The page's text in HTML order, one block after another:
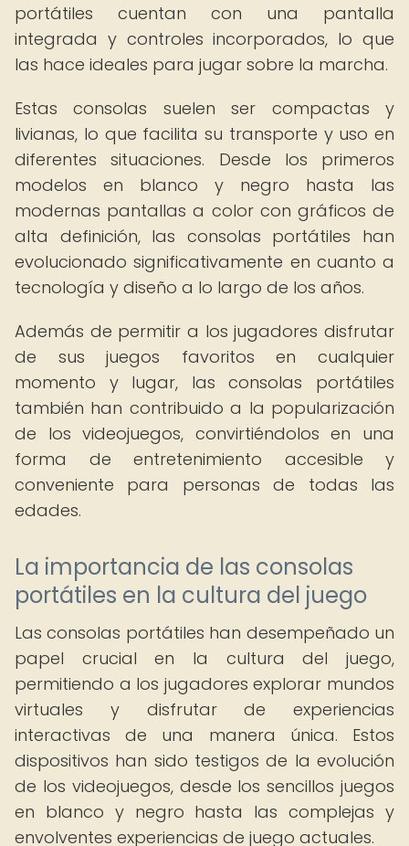
portátiles cuentan con una pantalla
integrada y controles incorporados, lo que
las hace ideales para jugar sobre la marcha.
Estas consolas suelen ser compactas y
livianas, lo que facilita su transporte y uso en
diferentes situaciones. Desde los primeros
modelos en blanco y negro hasta las
modernas pantallas a color con gráficos de
alta definición, las consolas portátiles han
evolucionado significativamente en cuanto a
tecnología y diseño a lo largo de los años.
Además de permitir a los jugadores disfrutar
de sus juegos favoritos en cualquier
momento y lugar, las consolas portátiles
también han contribuido a la popularización
de los videojuegos, convirtiéndolos en una
forma de entretenimiento accesible y
conveniente para personas de todas las
edades.
La importancia de las consolas
portátiles en la cultura del juego
Las consolas portátiles han desempeñado un
papel crucial en la cultura del juego,
permitiendo a los jugadores explorar mundos
virtuales y disfrutar de experiencias
interactivas de una manera única. Estos
dispositivos han sido testigos de la evolución
de los videojuegos, desde los sencillos juegos
en blanco y negro hasta las complejas y
envolventes experiencias de juego actuales.